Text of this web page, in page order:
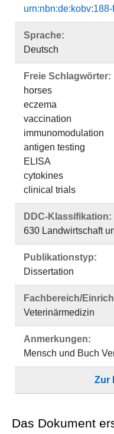
Sprache:
Deutsch
Freie Schlagwörter:
horses
eczema
vaccination
immunomodulation
antigen testing
ELISA
cytokines
clinical trials
DDC-Klassifikation:
630 Landwirtschaft
Publikationstyp:
Dissertation
Fachbereich/
Veterinärmedizin
Anmerkungen:
Mensch und Buch
Zur
Das Dokument